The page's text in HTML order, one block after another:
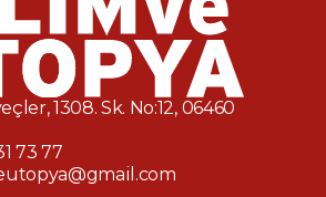
1308. Sk. No:12, 06460
73 77